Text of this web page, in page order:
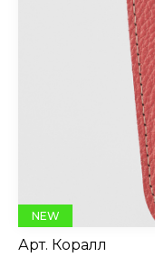
NEW
Арт. Коралл